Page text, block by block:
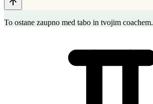
To ostane zaupno med tabo in tvojim coachem.